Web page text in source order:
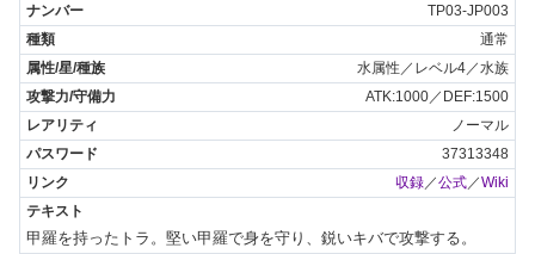
TP03-JP003
通常
水属性／レベル4／水族
ATK:1000／DEF:1500
ノーマル
37313348
収録 ／公式 ／Wiki
甲羅を持ったトラ。堅い甲羅で身を守り、鋭いキバで攻撃する。